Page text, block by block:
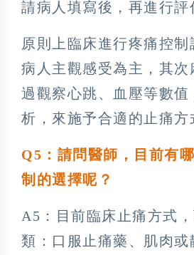
請病人填寫後，再進行評
原則上臨床進行疼痛控制
病人主觀感受為主，其次
過觀察心跳、血壓等數值
析，來施予合適的止痛方
Q5：請問醫師，目前有
制的選擇呢？
A5：目前臨床止痛方式
類：口服止痛藥、肌肉或